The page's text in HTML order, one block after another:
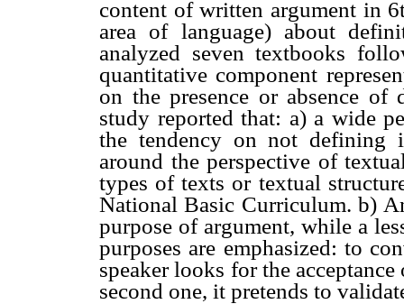
content of written argument in
area of language) about
analyzed seven textbooks
quantitative component
on the presence or absence
study reported that: a) a wide
the tendency on not defining
around the perspective of
types of texts or textual
National Basic Curriculum. b)
purpose of argument, while a
purposes are emphasized: to
speaker looks for the
second one, it pretends to